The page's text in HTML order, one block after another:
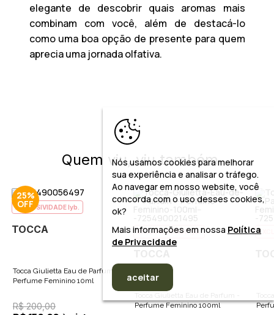
elegante de descobrir quais aromas mais
combinam com você, além de destacá-lo
como uma boa opção de presente para quem
aprecia uma jornada olfativa.
Quem viu, viu também
25%
EXCLUSIVIDADE lyb.
TOCCA
Tocca Giulietta Eau de Parfum -
Perfume Feminino 10ml
R$ 200,00
EXCLUSIVIDADE lyb.
Tocca Giulietta Eau de Parfum -
Perfume Feminino 100ml
Nós usamos cookies para melhorar
sua experiência e analisar o tráfego.
Ao navegar em nosso website, você
concorda com o uso desses cookies,
ok?
Mais informações em nossa Política
de Privacidade
aceitar